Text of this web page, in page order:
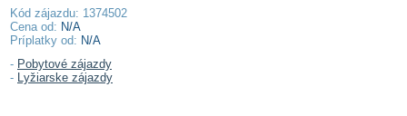
Kód zájazdu: 1374502
Cena od: N/A
Príplatky od: N/A
- Pobytové zájazdy
- Lyžiarske zájazdy